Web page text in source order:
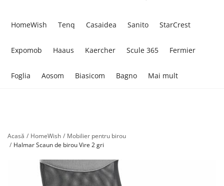
HomeWish Tenq Casaidea Sanito StarCrest
Expomob Haaus Kaercher Scule 365 Fermier
Foglia Aosom Biasicom Bagno Mai mult
Acasă HomeWish
Mobilier pentru birou
Halmar Scaun de birou Vire 2 gri